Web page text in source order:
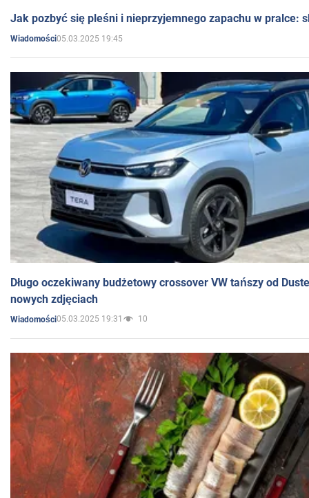
Jak pozbyć się pleśni i nieprzyjemnego zapachu w pralce:
Wiadomości05.03.2025 19:45
Długo oczekiwany budżetowy crossover VW tańszy od
nowych zdjęciach
Wiadomości05.03.2025 19:31 10